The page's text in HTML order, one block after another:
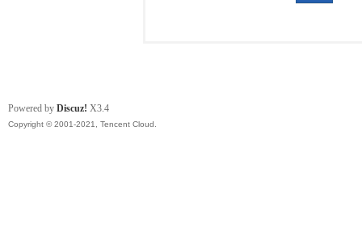
Powered by Discuz! X3.4
Copyright © 2001-2021, Tencent Cloud.